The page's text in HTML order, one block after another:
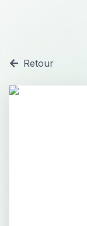
Retour